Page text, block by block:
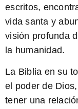
escritos,
vida santa y
visión profunda
la humanidad.
La Biblia en su
el poder de
tener una